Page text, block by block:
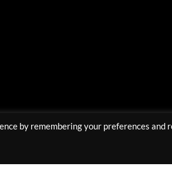
Υποστηρίζουμε Πληρωμές
by remembering your preferences and